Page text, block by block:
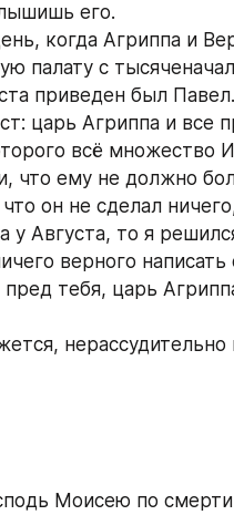
его.
когда Агриппа и
палату с
приведен был Павел.
царь Агриппа и
всё множество
что ему не должно
он не сделал
у Августа, то я
верного
пред тебя, царь
нерассудительно
Моисею по